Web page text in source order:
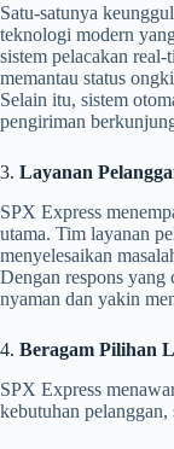
Satu-satunya
teknologi modern
sistem pelacakan
memantau status
Selain itu, sistem
pengiriman
3. Layanan
SPX Express
utama. Tim layanan
menyelesaikan
Dengan respons yang
nyaman dan yakin
4. Beragam Pilihan
SPX Express
kebutuhan pelanggan,